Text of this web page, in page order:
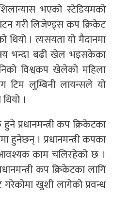
भएको स्टेडियमको
गरी लिजेण्ड्स कप क्रिकेट
थियो । त्यसयता यो मैदानमा
भन्दा बढी खेल भइसकेका
विश्वकप खेलेको महिला
टिम लुम्बिनी लायन्सले यो
।
प्रधानमन्त्री कप क्रिकेटका
हुनेछन् । प्रधानमन्त्री कपका
काम चलिरहेको छ ।
कप क्रिकेटका लागि
खुशी लागेको प्रवन्ध